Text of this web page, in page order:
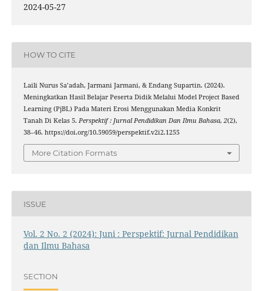
2024-05-27
HOW TO CITE
Laili Nurus Sa’adah, Jarmani Jarmani, & Endang Supartin. (2024).
Meningkatkan Hasil Belajar Peserta Didik Melalui Model Project Based
Learning (PjBL) Pada Materi Erosi Menggunakan Media Konkrit
Tanah Di Kelas 5. Perspektif : Jurnal Pendidikan Dan Ilmu Bahasa, 2(2),
38–46. https://doi.org/10.59059/perspektif.v2i2.1255
More Citation Formats
ISSUE
Vol. 2 No. 2 (2024): Juni : Perspektif: Jurnal Pendidikan
dan Ilmu Bahasa
SECTION